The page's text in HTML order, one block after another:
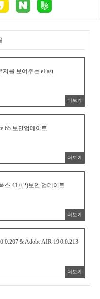
를 보여주는 eFast
더보기
65 보안업데이트
더보기
스 41.0.2)보안 업데이트
더보기
& Adobe AIR 19.0.0.213
더보기